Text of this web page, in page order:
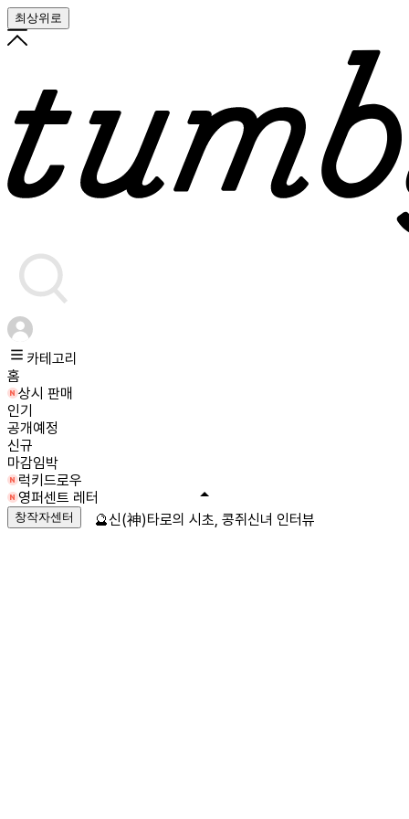
최상위로
카테고리
홈
상시 판매
인기
공개예정
신규
마감임박
럭키드로우
영퍼센트 레터
창작자센터 🔮신(神)타로의 시초, 콩쥐신녀 인터뷰